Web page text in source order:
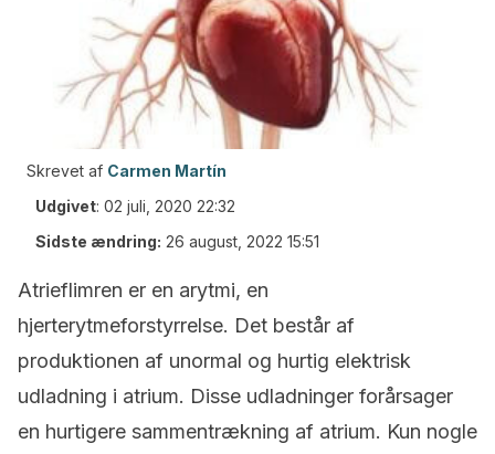
Skrevet af Carmen Martín
Udgivet: 02 juli, 2020 22:32
Sidste ændring: 26 august, 2022 15:51
Atrieflimren er en arytmi, en
hjerterytmeforstyrrelse. Det består af
produktionen af unormal og hurtig elektrisk
udladning i atrium. Disse udladninger forårsager
en hurtigere sammentrækning af atrium. Kun nogle